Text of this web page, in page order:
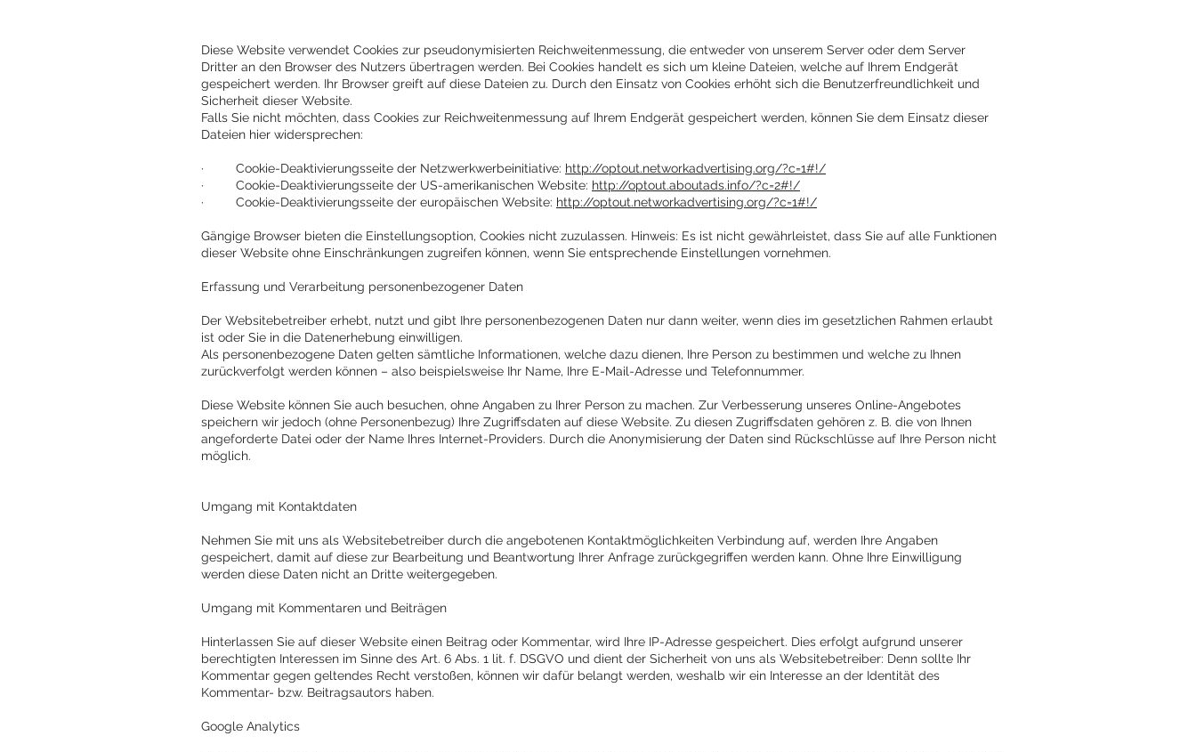
Diese Website verwendet Cookies zur pseudonymisierten Reichweitenmessung, die entweder von unserem Server oder dem Server
Dritter an den Browser des Nutzers übertragen werden. Bei Cookies handelt es sich um kleine Dateien, welche auf Ihrem Endgerät
gespeichert werden. Ihr Browser greift auf diese Dateien zu. Durch den Einsatz von Cookies erhöht sich die Benutzerfreundlichkeit und
Sicherheit dieser Website.
Falls Sie nicht möchten, dass Cookies zur Reichweitenmessung auf Ihrem Endgerät gespeichert werden, können Sie dem Einsatz dieser
Dateien hier widersprechen:
· Cookie-Deaktivierungsseite der Netzwerkwerbeinitiative: http://optout.networkadvertising.org/?c=1#!/
· Cookie-Deaktivierungsseite der US-amerikanischen Website: http://optout.aboutads.info/?c=2#!/
· Cookie-Deaktivierungsseite der europäischen Website: http://optout.networkadvertising.org/?c=1#!/
Gängige Browser bieten die Einstellungsoption, Cookies nicht zuzulassen. Hinweis: Es ist nicht gewährleistet, dass Sie auf alle Funktionen
dieser Website ohne Einschränkungen zugreifen können, wenn Sie entsprechende Einstellungen vornehmen.
Erfassung und Verarbeitung personenbezogener Daten
Der Websitebetreiber erhebt, nutzt und gibt Ihre personenbezogenen Daten nur dann weiter, wenn dies im gesetzlichen Rahmen erlaubt
ist oder Sie in die Datenerhebung einwilligen.
Als personenbezogene Daten gelten sämtliche Informationen, welche dazu dienen, Ihre Person zu bestimmen und welche zu Ihnen
zurückverfolgt werden können – also beispielsweise Ihr Name, Ihre E-Mail-Adresse und Telefonnummer.
Diese Website können Sie auch besuchen, ohne Angaben zu Ihrer Person zu machen. Zur Verbesserung unseres Online-Angebotes
speichern wir jedoch (ohne Personenbezug) Ihre Zugriffsdaten auf diese Website. Zu diesen Zugriffsdaten gehören z. B. die von Ihnen
angeforderte Datei oder der Name Ihres Internet-Providers. Durch die Anonymisierung der Daten sind Rückschlüsse auf Ihre Person nicht
möglich.
Umgang mit Kontaktdaten
Nehmen Sie mit uns als Websitebetreiber durch die angebotenen Kontaktmöglichkeiten Verbindung auf, werden Ihre Angaben
gespeichert, damit auf diese zur Bearbeitung und Beantwortung Ihrer Anfrage zurückgegriffen werden kann. Ohne Ihre Einwilligung
werden diese Daten nicht an Dritte weitergegeben.
Umgang mit Kommentaren und Beiträgen
Hinterlassen Sie auf dieser Website einen Beitrag oder Kommentar, wird Ihre IP-Adresse gespeichert. Dies erfolgt aufgrund unserer
berechtigten Interessen im Sinne des Art. 6 Abs. 1 lit. f. DSGVO und dient der Sicherheit von uns als Websitebetreiber: Denn sollte Ihr
Kommentar gegen geltendes Recht verstoßen, können wir dafür belangt werden, weshalb wir ein Interesse an der Identität des
Kommentar- bzw. Beitragsautors haben.
Google Analytics